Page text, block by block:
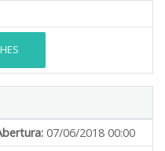
07/06/2018 00:00